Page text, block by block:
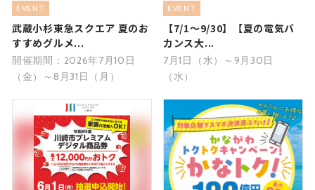
EVENT
武蔵小杉東急スクエア 夏のお
すすめグルメ...
開催期間：2026年7月10日
（金）～8月31日（月）
EVENT
【7/1～9/30】【夏の電気バ
カンス大...
7月1日（水）～9月30日
（水）